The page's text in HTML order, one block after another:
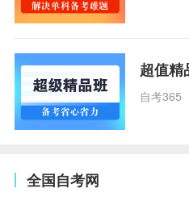
超值精
自考365
全国自考网